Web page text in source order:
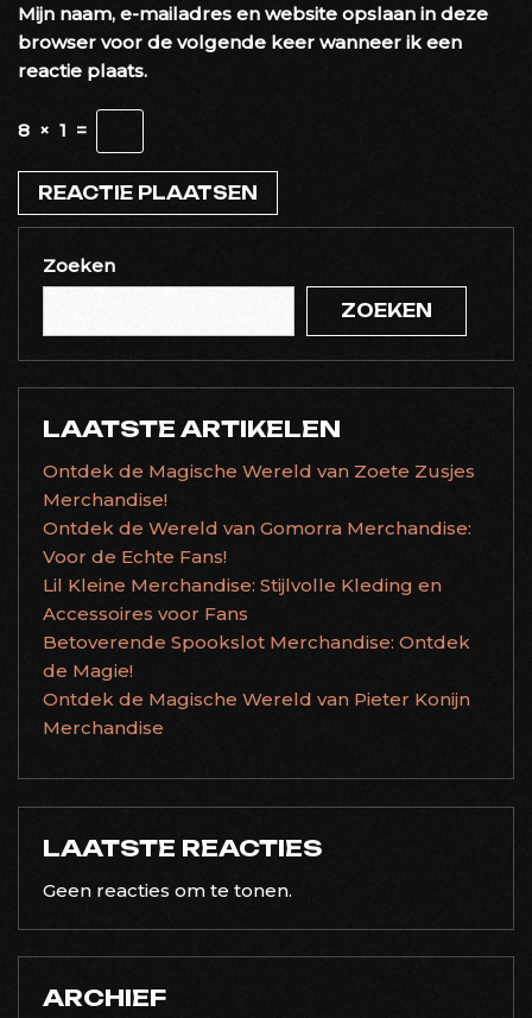
Mijn naam, e-mailadres en website opslaan in deze
browser voor de volgende keer wanneer ik een
reactie plaats.
8 × 1 =
Zoeken
ZOEKEN
LAATSTE ARTIKELEN
Ontdek de Magische Wereld van Zoete Zusjes
Merchandise!
Ontdek de Wereld van Gomorra Merchandise:
Voor de Echte Fans!
Lil Kleine Merchandise: Stijlvolle Kleding en
Accessoires voor Fans
Betoverende Spookslot Merchandise: Ontdek
de Magie!
Ontdek de Magische Wereld van Pieter Konijn
Merchandise
LAATSTE REACTIES
Geen reacties om te tonen.
ARCHIEF